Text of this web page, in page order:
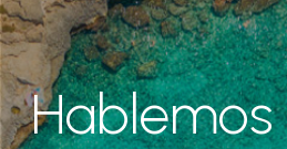
Hablemos